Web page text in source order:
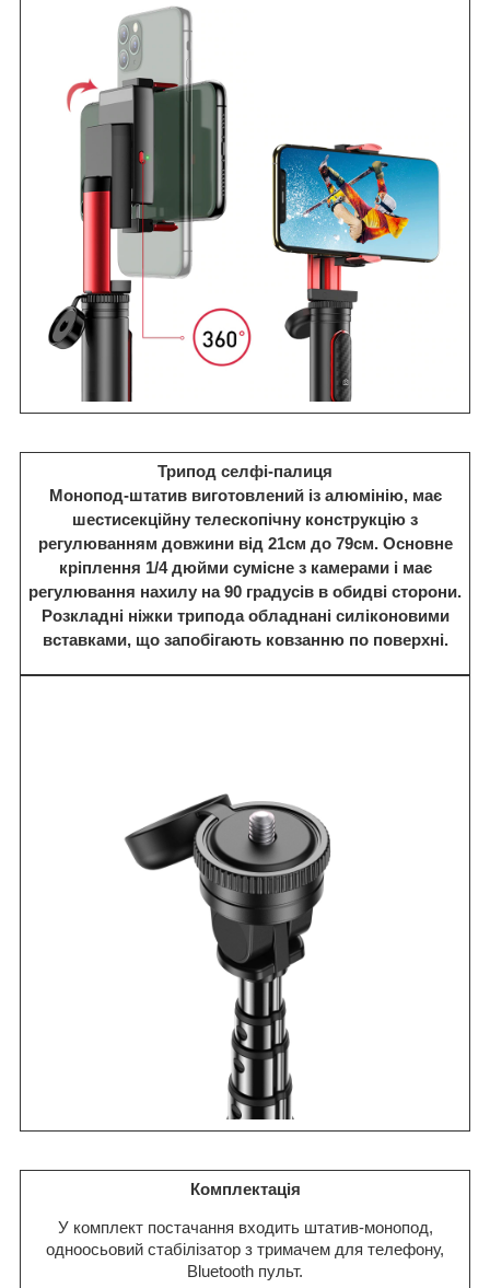
Трипод селфі-палиця
Монопод-штатив виготовлений із алюмінію, має
шестисекційну телескопічну конструкцію з
регулюванням довжини від 21см до 79см. Основне
кріплення 1/4 дюйми сумісне з камерами і має
регулювання нахилу на 90 градусів в обидві сторони.
Розкладні ніжки трипода обладнані силіконовими
вставками, що запобігають ковзанню по поверхні.
Комплектація
У комплект постачання входить штатив-монопод,
одноосьовий стабілізатор з тримачем для телефону,
Bluetooth пульт.